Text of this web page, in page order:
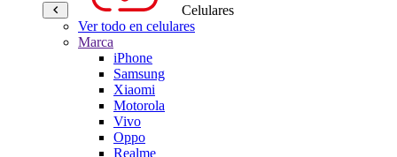
Celulares
Ver todo en celulares
Marca
iPhone
Samsung
Xiaomi
Motorola
Vivo
Oppo
Realme